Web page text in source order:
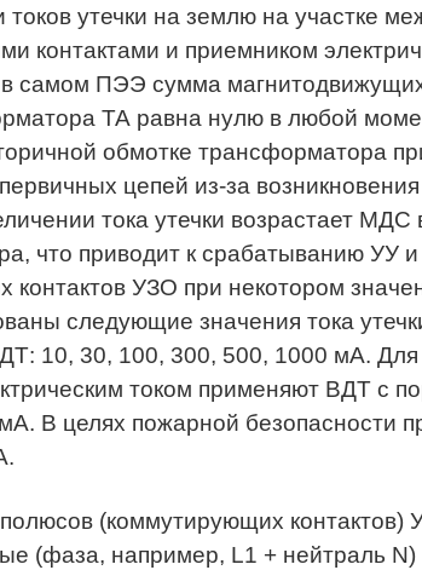
токов утечки на землю на участке
контактами и приемником
самом ПЭЭ сумма
ТА равна нулю в любой
обмотке трансформатора
цепей из-за возникновения
тока утечки возрастает МДС
что приводит к срабатыванию УУ
контактов УЗО при некотором
следующие значения тока
10, 30, 100, 300, 500, 1000 мА.
током применяют ВДТ с
мА. В целях пожарной безопасности
(коммутирующих контактов)
(фаза, например, L1 + нейтраль